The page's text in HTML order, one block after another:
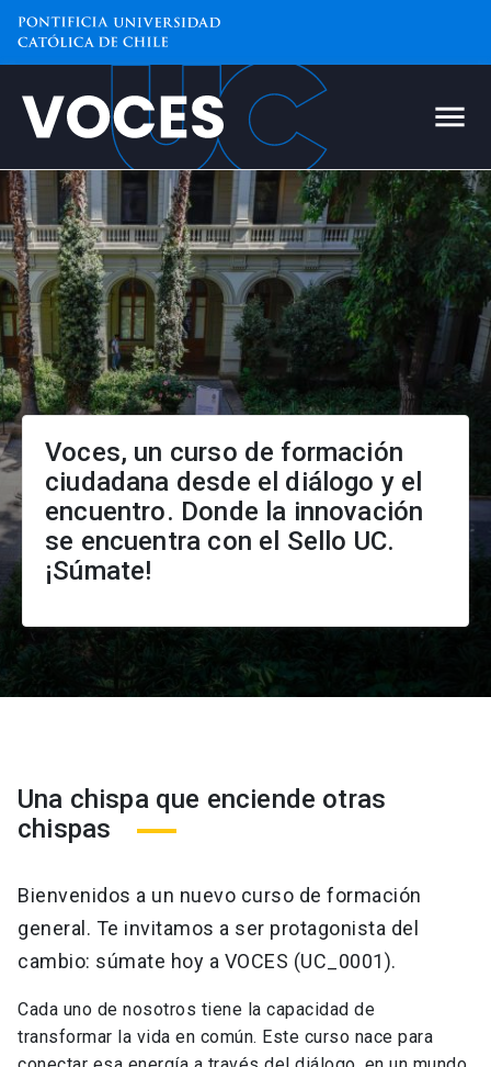
Voces. Diálogo ciudadano y
Voces, un curso de formación
ciudadana desde el diálogo y el
encuentro. Donde la innovación
se encuentra con el Sello UC.
¡Súmate!
Una chispa que enciende otras
chispas
Bienvenidos a un nuevo curso de formación
general. Te invitamos a ser protagonista del
cambio: súmate hoy a VOCES (UC_0001).
Cada uno de nosotros tiene la capacidad de
transformar la vida en común. Este curso nace para